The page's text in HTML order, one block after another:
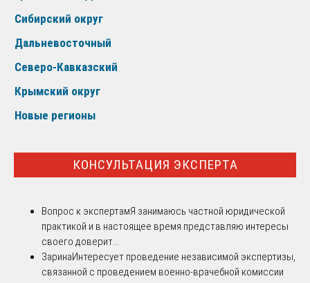
Сибирский округ
Дальневосточный
Северо-Кавказский
Крымский округ
Новые регионы
КОНСУЛЬТАЦИЯ ЭКСПЕРТА
Вопрос к экспертамЯ занимаюсь частной юридической
практикой и в настоящее время представляю интересы
своего доверит...
ЗаринаИнтересует проведение независимой экспертизы,
связанной с проведением военно-врачебной комиссии